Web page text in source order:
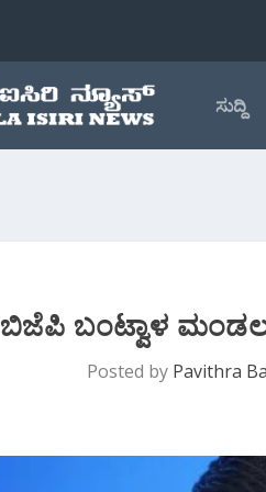
ಸುದ್ದಿ
ಬಿಜೆಪಿ ಬಂಟ್ವಾಳ
Posted by Pavithra